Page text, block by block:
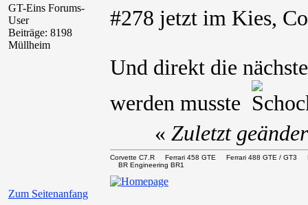
GT-Eins Forums-
User
Beiträge: 8198
Müllheim
#278 jetzt im Kies,
Und direkt die
werden musste
Zum Seitenanfang
« Zuletzt
Corvette C7.R Ferrari 458 GTE Ferrari 488 GTE /
BR Engineering BR1